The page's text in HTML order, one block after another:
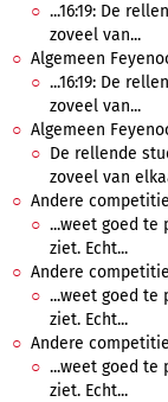
...16:19: De
zoveel van...
Algemeen
...16:19: De
zoveel van...
Algemeen
De rellende
zoveel van
Andere
...weet goed te
ziet. Echt...
Andere
...weet goed te
ziet. Echt...
Andere
...weet goed te
ziet. Echt...